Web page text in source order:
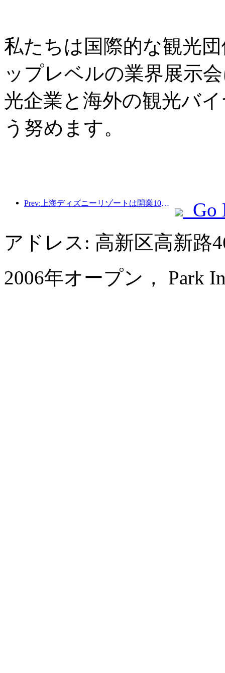
私たちは国際的な観光
ップレベルの業界展示
光企業と海外の観光バ
う努めます。
Prev:上海ディズニーリゾートは開業10周年を迎え、これまでに1億人以上の来場者数を記録した。
Go
アドレス: 高新区高新路
2006年オープン， Park